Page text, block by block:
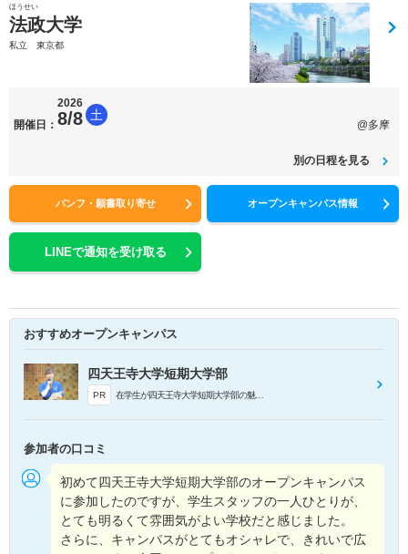
ほうせい
法政大学
私立 東京都
開催日：
2026
8/8 土
@多摩
別の日程を見る
パンフ・願書取り寄せ オープンキャンパス情報
LINEで通知を受け取る
おすすめオープンキャンパス
四天王寺大学短期大学部
PR 在学生が四天王寺大学短期大学部の魅力や普段の学生生活について紹介します！
参加者の口コミ
初めて四天王寺大学短期大学部のオープンキャンパス
に参加したのですが、学生スタッフの一人ひとりが、
とても明るくて雰囲気がよい学校だと感じました。
さらに、キャンパスがとてもオシャレで、きれいで広